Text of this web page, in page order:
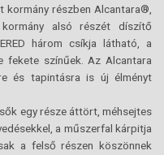
részben Alcantara®,
alsó részét díszítő
három csíkja látható, a
színűek. Az Alcantara
és tapintásra is új élményt
egy része áttört, méhsejtes
a műszerfal kárpitja
a felső részen köszönnek